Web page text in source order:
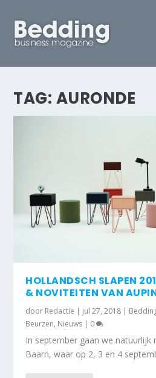
TAG: AURONDE
HOLLANDSCH SLAPEN
& NOVITEITEN VAN
door Redactie | jul 27, 2018 |
Beurzen, Nieuws | 0
In september gaan we natuurlijk
Baarn, waar op 2, 3 en 4